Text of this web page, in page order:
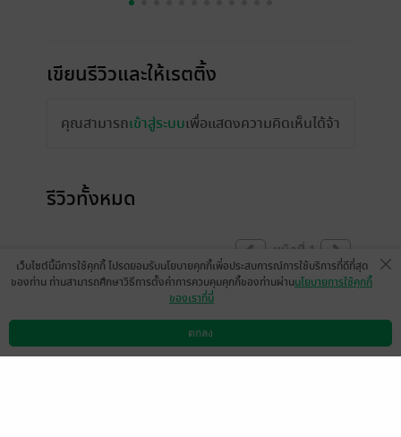
เขียนรีวิวและให้เรตติ้ง
คุณสามารถเข้าสู่ระบบเพื่อแสดงความคิดเห็นได้จ้า
รีวิวทั้งหมด
หน้าที่ 1
ดาวน์โหลดแอป วิธีการใช้งาน ติดต่อเรา
เว็บไซต์นี้มีการใช้คุกกี้ โปรดยอมรับนโยบายคุกกี้เพื่อประสบการณ์การใช้บริการที่ดีที่สุด
ของท่าน ท่านสามารถศึกษาวิธีการตั้งค่าการควบคุมคุกกี้ของท่านผ่านนโยบายการใช้คุกกี้
ของเราที่นี่
ตกลง